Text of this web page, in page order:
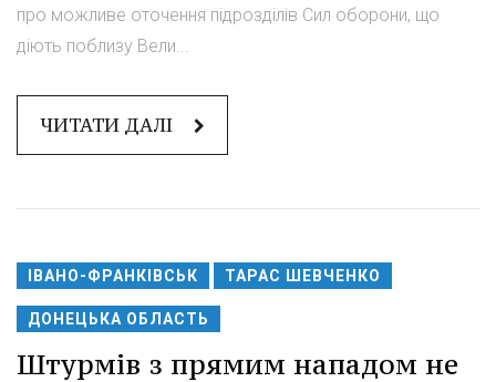
про можливе оточення підрозділів Сил оборони, що
діють поблизу Вели...
ЧИТАТИ ДАЛІ
ІВАНО-ФРАНКІВСЬК ТАРАС ШЕВЧЕНКО
ДОНЕЦЬКА ОБЛАСТЬ
Штурмів з прямим нападом не